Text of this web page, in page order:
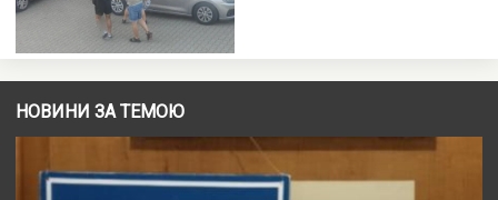
НОВИНИ ЗА ТЕМОЮ